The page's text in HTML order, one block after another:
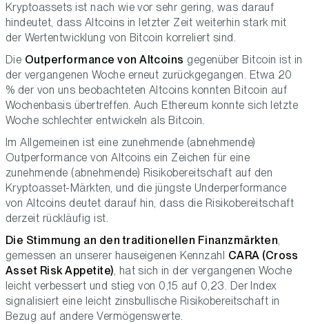
Kryptoassets ist nach wie vor sehr gering, was darauf
hindeutet, dass Altcoins in letzter Zeit weiterhin stark mit
der Wertentwicklung von Bitcoin korreliert sind.
Die Outperformance von Altcoins gegenüber Bitcoin ist in
der vergangenen Woche erneut zurückgegangen. Etwa 20
% der von uns beobachteten Altcoins konnten Bitcoin auf
Wochenbasis übertreffen. Auch Ethereum konnte sich letzte
Woche schlechter entwickeln als Bitcoin.
Im Allgemeinen ist eine zunehmende (abnehmende)
Outperformance von Altcoins ein Zeichen für eine
zunehmende (abnehmende) Risikobereitschaft auf den
Kryptoasset-Märkten, und die jüngste Underperformance
von Altcoins deutet darauf hin, dass die Risikobereitschaft
derzeit rückläufig ist.
Die Stimmung an den traditionellen Finanzmärkten,
gemessen an unserer hauseigenen Kennzahl CARA (Cross
Asset Risk Appetite), hat sich in der vergangenen Woche
leicht verbessert und stieg von 0,15 auf 0,23. Der Index
signalisiert eine leicht zinsbullische Risikobereitschaft in
Bezug auf andere Vermögenswerte.